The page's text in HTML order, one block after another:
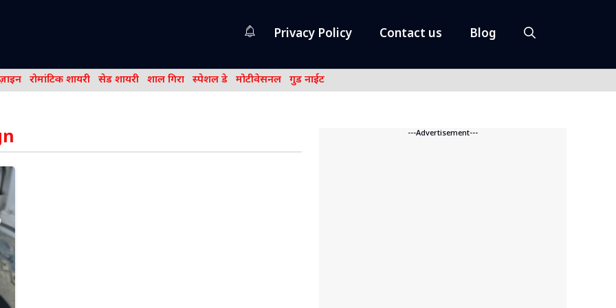
Privacy Policy Contact us Blog
रोमांटिक शायरी सेड शायरी शाल गिरा स्पेशल डे मोटीवेसनल गुड नाईट
---Advertisement---